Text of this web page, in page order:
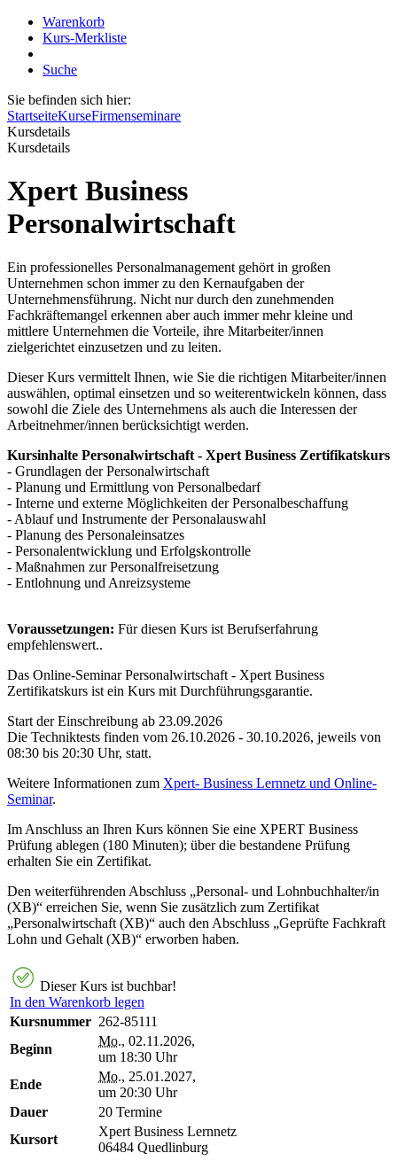
Warenkorb
Kurs-Merkliste
Suche
Sie befinden sich hier:
StartseiteKurseFirmenseminare
Kursdetails
Kursdetails
Xpert Business
Personalwirtschaft
Ein professionelles Personalmanagement gehört in großen
Unternehmen schon immer zu den Kernaufgaben der
Unternehmensführung. Nicht nur durch den zunehmenden
Fachkräftemangel erkennen aber auch immer mehr kleine und
mittlere Unternehmen die Vorteile, ihre Mitarbeiter/innen
zielgerichtet einzusetzen und zu leiten.
Dieser Kurs vermittelt Ihnen, wie Sie die richtigen Mitarbeiter/innen
auswählen, optimal einsetzen und so weiterentwickeln können, dass
sowohl die Ziele des Unternehmens als auch die Interessen der
Arbeitnehmer/innen berücksichtigt werden.
Kursinhalte Personalwirtschaft - Xpert Business Zertifikatskurs
- Grundlagen der Personalwirtschaft
- Planung und Ermittlung von Personalbedarf
- Interne und externe Möglichkeiten der Personalbeschaffung
- Ablauf und Instrumente der Personalauswahl
- Planung des Personaleinsatzes
- Personalentwicklung und Erfolgskontrolle
- Maßnahmen zur Personalfreisetzung
- Entlohnung und Anreizsysteme
Voraussetzungen: Für diesen Kurs ist Berufserfahrung
empfehlenswert..
Das Online-Seminar Personalwirtschaft - Xpert Business
Zertifikatskurs ist ein Kurs mit Durchführungsgarantie.
Start der Einschreibung ab 23.09.2026
Die Techniktests finden vom 26.10.2026 - 30.10.2026, jeweils von
08:30 bis 20:30 Uhr, statt.
Weitere Informationen zum Xpert- Business Lernnetz und Online-
Seminar.
Im Anschluss an Ihren Kurs können Sie eine XPERT Business
Prüfung ablegen (180 Minuten); über die bestandene Prüfung
erhalten Sie ein Zertifikat.
Den weiterführenden Abschluss „Personal- und Lohnbuchhalter/in
(XB)“ erreichen Sie, wenn Sie zusätzlich zum Zertifikat
„Personalwirtschaft (XB)“ auch den Abschluss „Geprüfte Fachkraft
Lohn und Gehalt (XB)“ erworben haben.
Dieser Kurs ist buchbar!
In den Warenkorb legen
Kursnummer 262-85111
Beginn
Mo., 02.11.2026,
um 18:30 Uhr
Ende
Mo., 25.01.2027,
um 20:30 Uhr
Dauer
20 Termine
Kursort
Xpert Business Lernnetz
06484 Quedlinburg